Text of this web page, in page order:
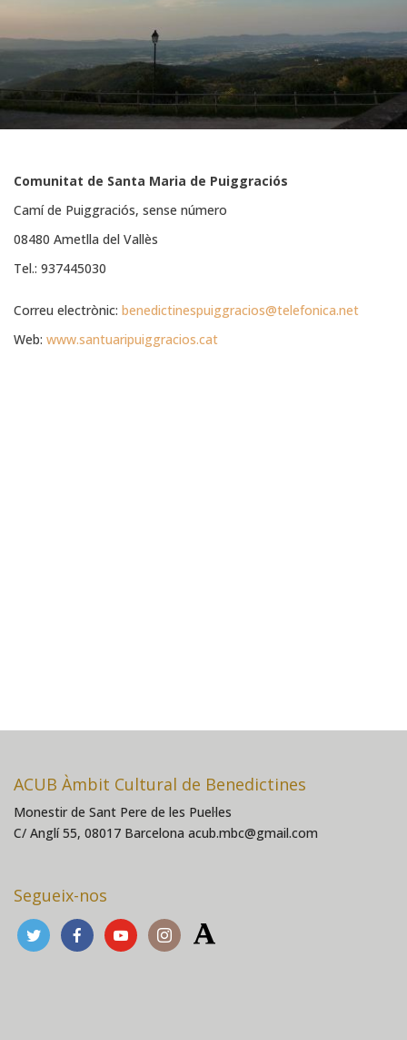
Comunitat de Santa Maria de Puiggraciós
Camí de Puiggraciós, sense número
08480 Ametlla del Vallès
Tel.: 937445030
Correu electrònic: benedictinespuiggracios@telefonica.net
Web: www.santuaripuiggracios.cat
ACUB Àmbit Cultural de Benedictines
Monestir de Sant Pere de les Puel·les
C/ Anglí 55, 08017 Barcelona acub.mbc@gmail.com
Segueix-nos